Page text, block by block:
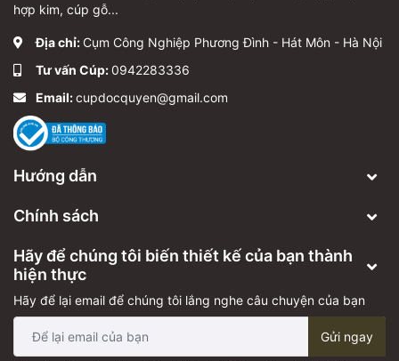
hợp kim, cúp gỗ...
Địa chỉ: Cụm Công Nghiệp Phương Đình - Hát Môn - Hà Nội
Tư vấn Cúp:0942283336
Email:cupdocquyen@gmail.com
Hướng dẫn
Chính sách
Hãy để chúng tôi biến thiết kế của bạn thành
hiện thực
Hãy để lại email để chúng tôi lắng nghe câu chuyện của bạn
Gửi ngay